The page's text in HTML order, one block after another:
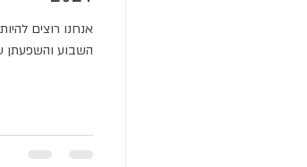
אנחנו רוצים
השבוע והשפעתן